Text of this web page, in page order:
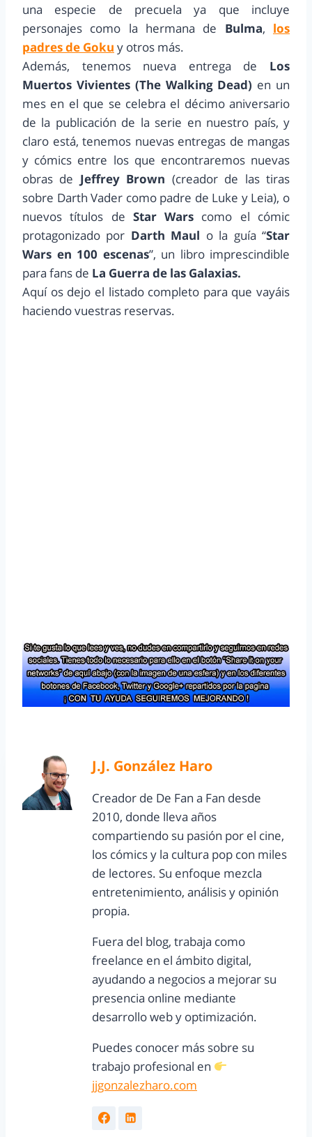
una especie de precuela ya que incluye
personajes como la hermana de Bulma, los
padres de Goku y otros más.
Además, tenemos nueva entrega de Los
Muertos Vivientes (The Walking Dead) en un
mes en el que se celebra el décimo aniversario
de la publicación de la serie en nuestro país, y
claro está, tenemos nuevas entregas de mangas
y cómics entre los que encontraremos nuevas
obras de Jeffrey Brown (creador de las tiras
sobre Darth Vader como padre de Luke y Leia), o
nuevos títulos de Star Wars como el cómic
protagonizado por Darth Maul o la guía “Star
Wars en 100 escenas”, un libro imprescindible
para fans de La Guerra de las Galaxias.
Aquí os dejo el listado completo para que vayáis
haciendo vuestras reservas.
J.J. González Haro
Creador de De Fan a Fan desde
2010, donde lleva años
compartiendo su pasión por el cine,
los cómics y la cultura pop con miles
de lectores. Su enfoque mezcla
entretenimiento, análisis y opinión
propia.
Fuera del blog, trabaja como
freelance en el ámbito digital,
ayudando a negocios a mejorar su
presencia online mediante
desarrollo web y optimización.
Puedes conocer más sobre su
trabajo profesional en
jjgonzalezharo.com